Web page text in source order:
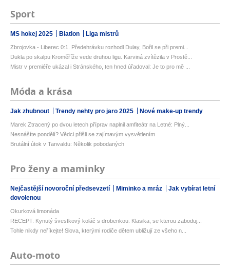
Sport
MS hokej 2025 Biatlon Liga mistrů
Zbrojovka - Liberec 0:1. Předehrávku rozhodl Dulay, Bořil se při premi...
Dukla po skalpu Kroměříže vede druhou ligu. Karviná zvítězila v Prostě...
Mistr v premiéře ukázal i Stránského, ten hned úřadoval: Je to pro mě ...
Móda a krása
Jak zhubnout Trendy nehty pro jaro 2025 Nové make-up trendy
Marek Ztracený po dvou letech příprav naplnil amfiteátr na Letné: Plný...
Nesnášíte pondělí? Vědci přišli se zajímavým vysvětlením
Brutální útok v Tanvaldu: Několik pobodaných
Pro ženy a maminky
Nejčastější novoroční předsevzetí Miminko a mráz
Jak vybírat letní
dovolenou
Okurková limonáda
RECEPT: Kynutý švestkový koláč s drobenkou. Klasika, se kterou zaboduj...
Tohle nikdy neříkejte! Slova, kterými rodiče dětem ubližují ze všeho n...
Auto-moto